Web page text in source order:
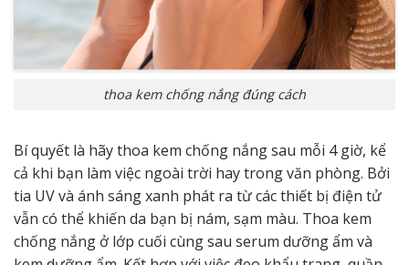
thoa kem chống nắng đúng cách
Bí quyết là hãy thoa kem chống nắng sau mỗi 4 giờ, kể
cả khi bạn làm việc ngoài trời hay trong văn phòng. Bởi
tia UV và ánh sáng xanh phát ra từ các thiết bị điện tử
vẫn có thể khiến da bạn bị nám, sạm màu. Thoa kem
chống nắng ở lớp cuối cùng sau serum dưỡng ẩm và